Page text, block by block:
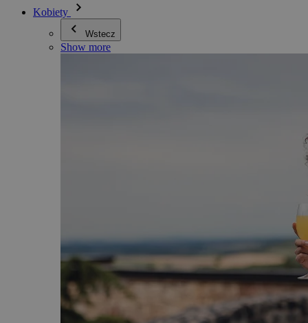
Kobiety
Wstecz
Show more